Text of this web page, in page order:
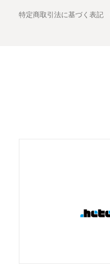
特定商取引法に基づく表記